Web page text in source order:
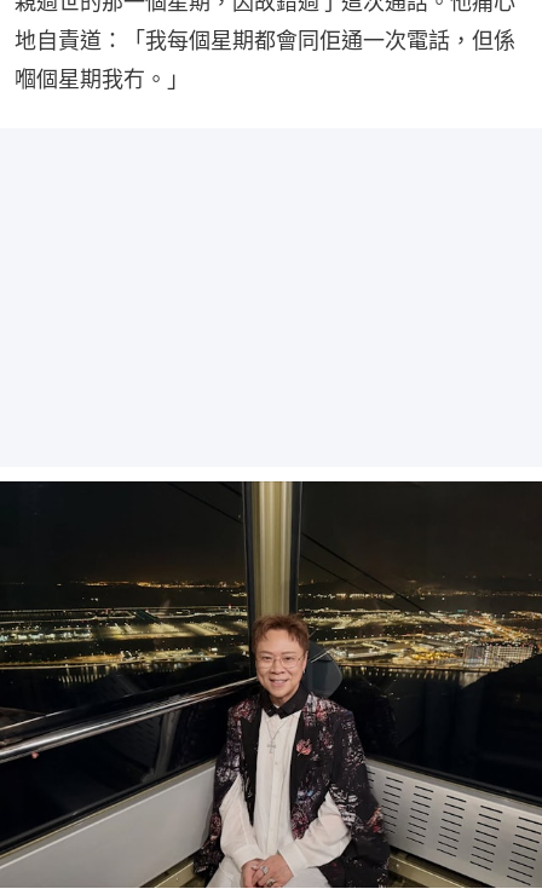
地自責道：「我每個星期都會同佢通一次電話，但係
嗰個星期我冇。」